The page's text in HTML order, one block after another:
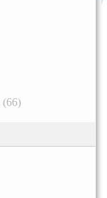
(66)